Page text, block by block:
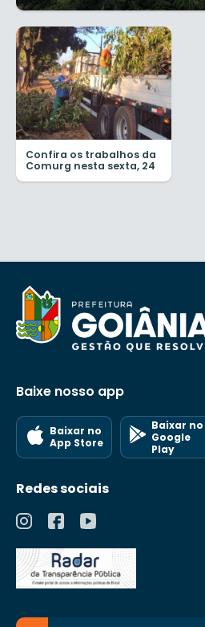
Confira os trabalhos da
Comurg nesta sexta, 24
Baixe nosso app
Baixar no
App Store
Baixar no
Google
Play
Redes sociais